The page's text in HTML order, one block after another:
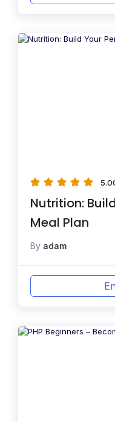
Nutrition:
Meal Plan
By adam